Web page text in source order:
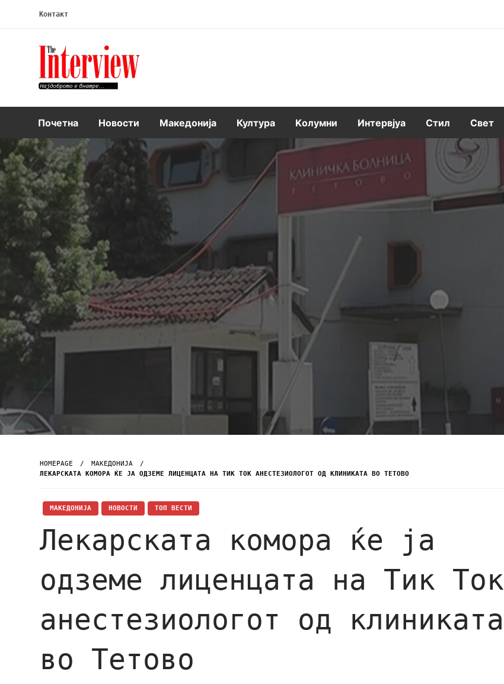
Контакт
Интервју
Почетна Новости Македонија Култура Kолумни Интервјуа Стил Свет
HOMEPAGE
МАКЕДОНИЈА
ЛЕКАРСКАТА КОМОРА ЌЕ ЈА ОДЗЕМЕ ЛИЦЕНЦАТА НА ТИК ТОК АНЕСТЕЗИОЛОГОТ ОД КЛИНИКАТА ВО ТЕТОВО
МАКЕДОНИЈА НОВОСТИ ТОП ВЕСТИ
Лекарската комора ќе ја
одземе лиценцата на Тик Ток
анестезиологот од клиниката
во Тетово